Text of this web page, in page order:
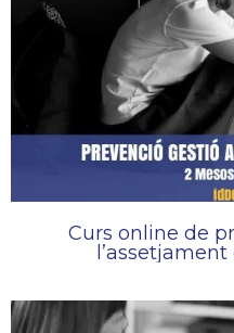
Curs online de